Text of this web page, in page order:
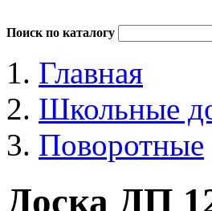
Поиск по каталогу
Главная
Школьные
Поворотные
Доска ДП